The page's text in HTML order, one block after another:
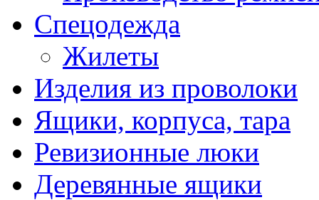
Спецодежда
Жилеты
Изделия из проволоки
Ящики, корпуса, тара
Ревизионные люки
Деревянные ящики